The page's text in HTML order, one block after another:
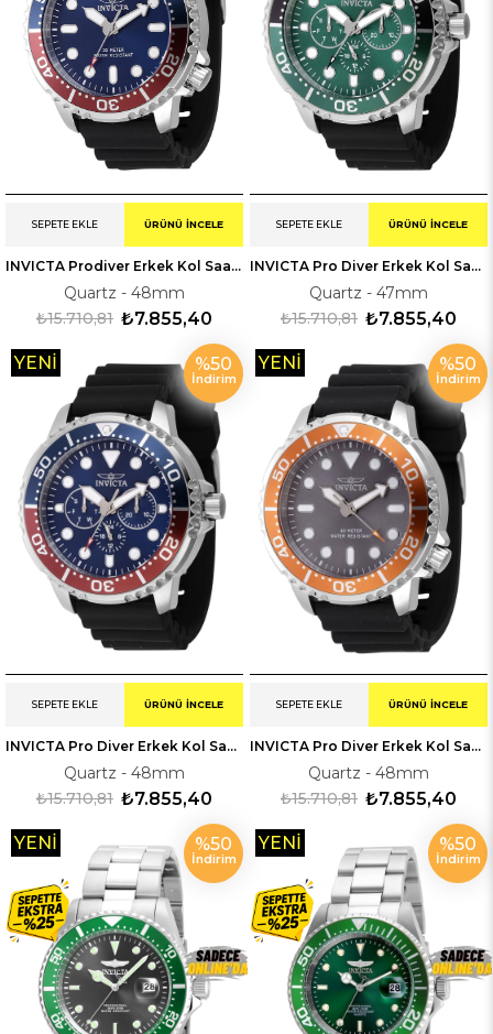
INVICTA Prodiver Erkek Kol Saati 247222
Quartz - 48mm
₺7.855,40
₺15.710,81
SEPETE EKLE ÜRÜNÜ İNCELE
INVICTA Pro Diver Erkek Kol Saati 247232
Quartz - 47mm
₺7.855,40
₺15.710,81
SEPETE EKLE ÜRÜNÜ İNCELE
INVICTA Pro Diver Erkek Kol Saati 247231
Quartz - 48mm
₺7.855,40
₺15.710,81
SEPETE EKLE ÜRÜNÜ İNCELE
%50
İndirim
YENI
INVICTA Pro Diver Erkek Kol Saati 247224
Quartz - 48mm
₺7.855,40
₺15.710,81
SEPETE EKLE ÜRÜNÜ İNCELE
%50
İndirim
YENI
%50
İndirim
YENI
%50
İndirim
YENI